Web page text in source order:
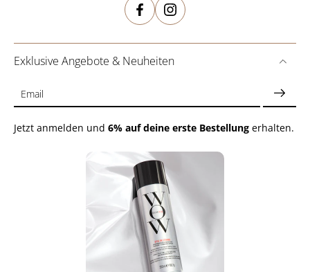
Exklusive Angebote & Neuheiten
Email
Jetzt anmelden und 6% auf deine erste Bestellung erhalten.